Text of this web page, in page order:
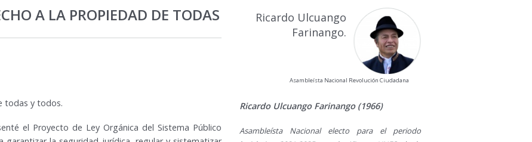
A LA PROPIEDAD DE TODAS
todas y todos.
el Proyecto de Ley Orgánica del Sistema Público
Ricardo Ulcuango
Farinango.
Asambleísta Nacional Revolución Ciudadana
Ricardo Ulcuango Farinango (1966)
Asambleísta Nacional electo para el periodo